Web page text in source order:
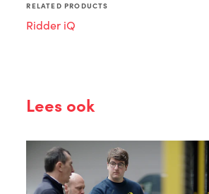
RELATED PRODUCTS
Ridder iQ
Lees ook